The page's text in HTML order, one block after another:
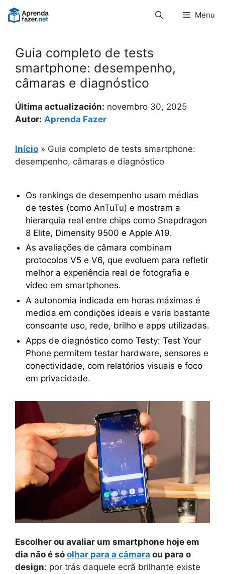
Pular
para
Menu
Guia completo de tests
smartphone: desempenho,
câmaras e diagnóstico
Última actualización: novembro 30, 2025
Autor: Aprenda Fazer
Início » Guia completo de tests smartphone:
desempenho, câmaras e diagnóstico
Os rankings de desempenho usam médias
de testes (como AnTuTu) e mostram a
hierarquia real entre chips como Snapdragon
8 Elite, Dimensity 9500 e Apple A19.
As avaliações de câmara combinam
protocolos V5 e V6, que evoluem para refletir
melhor a experiência real de fotografia e
vídeo em smartphones.
A autonomia indicada em horas máximas é
medida em condições ideais e varia bastante
consoante uso, rede, brilho e apps utilizadas.
Apps de diagnóstico como Testy: Test Your
Phone permitem testar hardware, sensores e
conectividade, com relatórios visuais e foco
em privacidade.
Escolher ou avaliar um smartphone hoje em
dia não é só olhar para a câmara ou para o
design: por trás daquele ecrã brilhante existe